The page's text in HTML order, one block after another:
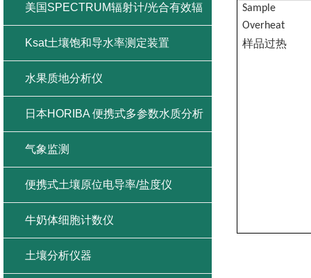
Sample
Overheat
样品过热
美国SPECTRUM辐射计/光合有效辐
射/紫外辐射/总辐射
Ksat土壤饱和导水率测定装置
水果质地分析仪
日本HORIBA 便携式多参数水质分析
仪
气象监测
便携式土壤原位电导率/盐度仪
牛奶体细胞计数仪
土壤分析仪器